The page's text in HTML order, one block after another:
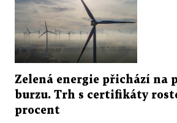
Zelená energie přichází na
burzu. Trh s certifikáty
procent